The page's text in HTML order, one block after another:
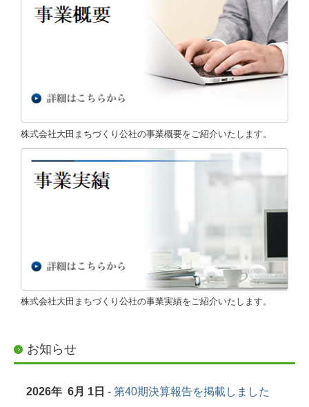
管理業務
株式会社大田まちづくり公社の事業概要をご紹介いたします。
株式会社大田まちづくり公社の事業実績をご紹介いたします。
お知らせ
2026年 6月 1日 - 第40期決算報告を掲載しました